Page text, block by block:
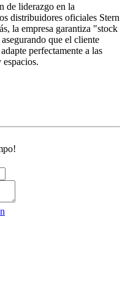
de liderazgo en la
distribuidores oficiales Stern
la empresa garantiza "stock
que el cliente
perfectamente a las
espacios.